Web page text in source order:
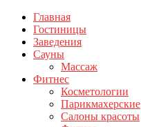
Главная
Гостиницы
Заведения
Сауны
Массаж
Фитнес
Косметологии
Парикмахерские
Салоны красоты